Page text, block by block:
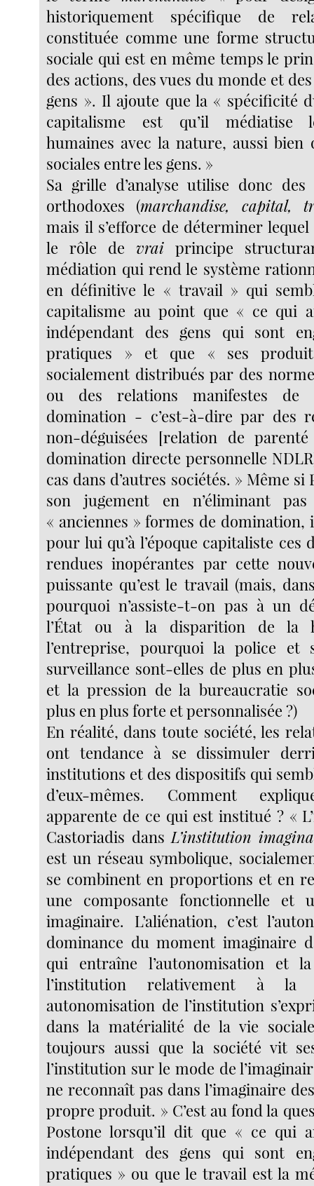
historiquement spécifique de
constituée comme une forme
sociale qui est en même temps le
des actions, des vues du monde et
gens ». Il ajoute que la « spécificité
capitalisme est qu’il médiatise
humaines avec la nature, aussi bien
sociales entre les gens. »
Sa grille d’analyse utilise donc
orthodoxes (marchandise, capital,
mais il s’efforce de déterminer lequel
le rôle devrai principe
médiation qui rend le système
en définitive le « travail » qui
capitalisme au point que « ce qui
indépendant des gens qui sont
pratiques » et que « ses
socialement distribués par des
ou des relations manifestes
domination - c’est-à-dire par des
non-déguisées [relation de
domination directe personnelle
cas dans d’autres sociétés. » Même
son jugement en n’éliminant
« anciennes » formes de domination,
pour lui qu’à l’époque capitaliste ces
rendues inopérantes par cette
puissante qu’est le travail (mais,
pourquoi n’assiste-t-on pas à un
l’État ou à la disparition de la
l’entreprise, pourquoi la police et
surveillance sont-elles de plus en
et la pression de la bureaucratie
plus en plus forte et personnalisée ?)
En réalité, dans toute société, les
ont tendance à se dissimuler
institutions et des dispositifs qui
d’eux-mêmes. Comment
apparente de ce qui est institué ? «
Castoriadis dansL’institution
est un réseau symbolique,
se combinent en proportions et en
une composante fonctionnelle et
imaginaire. L’aliénation, c’est
dominance du moment imaginaire
qui entraîne l’autonomisation et
l’institution relativement à la
autonomisation de l’institution
dans la matérialité de la vie
toujours aussi que la société vit
l’institution sur le mode de
ne reconnaît pas dans l’imaginaire
propre produit. » C’est au fond la
Postone lorsqu’il dit que « ce qui
indépendant des gens qui sont
pratiques » ou que le travail est la